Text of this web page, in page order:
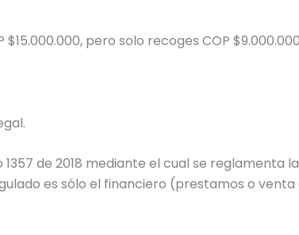
pero solo recoges COP
de 2018 mediante el cual se
es sólo el financiero (prestamos o